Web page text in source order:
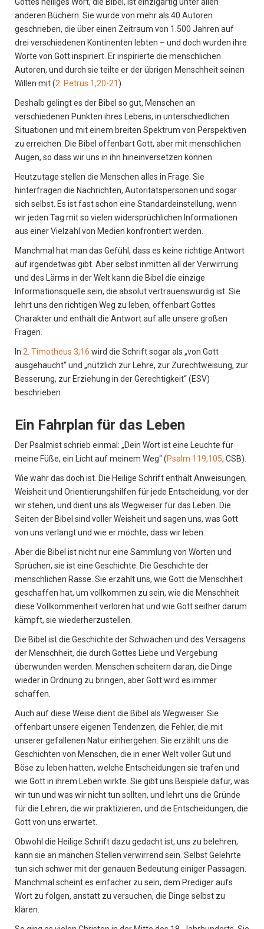
Gottes heiliges Wort, die Bibel, ist einzigartig unter allen
anderen Büchern. Sie wurde von mehr als 40 Autoren
geschrieben, die über einen Zeitraum von 1.500 Jahren auf
drei verschiedenen Kontinenten lebten – und doch wurden ihre
Worte von Gott inspiriert. Er inspirierte die menschlichen
Autoren, und durch sie teilte er der übrigen Menschheit seinen
Willen mit (2. Petrus 1,20-21).
Deshalb gelingt es der Bibel so gut, Menschen an
verschiedenen Punkten ihres Lebens, in unterschiedlichen
Situationen und mit einem breiten Spektrum von Perspektiven
zu erreichen. Die Bibel offenbart Gott, aber mit menschlichen
Augen, so dass wir uns in ihn hineinversetzen können.
Heutzutage stellen die Menschen alles in Frage. Sie
hinterfragen die Nachrichten, Autoritätspersonen und sogar
sich selbst. Es ist fast schon eine Standardeinstellung, wenn
wir jeden Tag mit so vielen widersprüchlichen Informationen
aus einer Vielzahl von Medien konfrontiert werden.
Manchmal hat man das Gefühl, dass es keine richtige Antwort
auf irgendetwas gibt. Aber selbst inmitten all der Verwirrung
und des Lärms in der Welt kann die Bibel die einzige
Informationsquelle sein, die absolut vertrauenswürdig ist. Sie
lehrt uns den richtigen Weg zu leben, offenbart Gottes
Charakter und enthält die Antwort auf alle unsere großen
Fragen.
In 2. Timotheus 3,16 wird die Schrift sogar als „von Gott
ausgehaucht“ und „nützlich zur Lehre, zur Zurechtweisung, zur
Besserung, zur Erziehung in der Gerechtigkeit“ (ESV)
beschrieben.
Ein Fahrplan für das Leben
Der Psalmist schrieb einmal: „Dein Wort ist eine Leuchte für
meine Füße, ein Licht auf meinem Weg“ (Psalm 119,105, CSB).
Wie wahr das doch ist. Die Heilige Schrift enthält Anweisungen,
Weisheit und Orientierungshilfen für jede Entscheidung, vor der
wir stehen, und dient uns als Wegweiser für das Leben. Die
Seiten der Bibel sind voller Weisheit und sagen uns, was Gott
von uns verlangt und wie er möchte, dass wir leben.
Aber die Bibel ist nicht nur eine Sammlung von Worten und
Sprüchen, sie ist eine Geschichte. Die Geschichte der
menschlichen Rasse. Sie erzählt uns, wie Gott die Menschheit
geschaffen hat, um vollkommen zu sein, wie die Menschheit
diese Vollkommenheit verloren hat und wie Gott seither darum
kämpft, sie wiederherzustellen.
Die Bibel ist die Geschichte der Schwächen und des Versagens
der Menschheit, die durch Gottes Liebe und Vergebung
überwunden werden. Menschen scheitern daran, die Dinge
wieder in Ordnung zu bringen, aber Gott wird es immer
schaffen.
Auch auf diese Weise dient die Bibel als Wegweiser. Sie
offenbart unsere eigenen Tendenzen, die Fehler, die mit
unserer gefallenen Natur einhergehen. Sie erzählt uns die
Geschichten von Menschen, die in einer Welt voller Gut und
Böse zu leben hatten, welche Entscheidungen sie trafen und
wie Gott in ihrem Leben wirkte. Sie gibt uns Beispiele dafür, was
wir tun und was wir nicht tun sollten, und lehrt uns die Gründe
für die Lehren, die wir praktizieren, und die Entscheidungen, die
Gott von uns erwartet.
Obwohl die Heilige Schrift dazu gedacht ist, uns zu belehren,
kann sie an manchen Stellen verwirrend sein. Selbst Gelehrte
tun sich schwer mit der genauen Bedeutung einiger Passagen.
Manchmal scheint es einfacher zu sein, dem Prediger aufs
Wort zu folgen, anstatt zu versuchen, die Dinge selbst zu
klären.